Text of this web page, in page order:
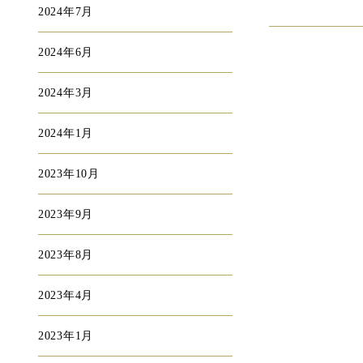
2024年7月
2024年6月
2024年3月
2024年1月
2023年10月
2023年9月
2023年8月
2023年4月
2023年1月